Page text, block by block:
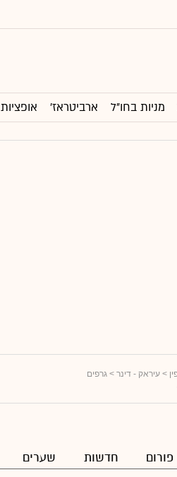
מניות בחו"ל ארביטראז' אופציות
> עיראק - דינר > גרפים
פורום חדשות שערים